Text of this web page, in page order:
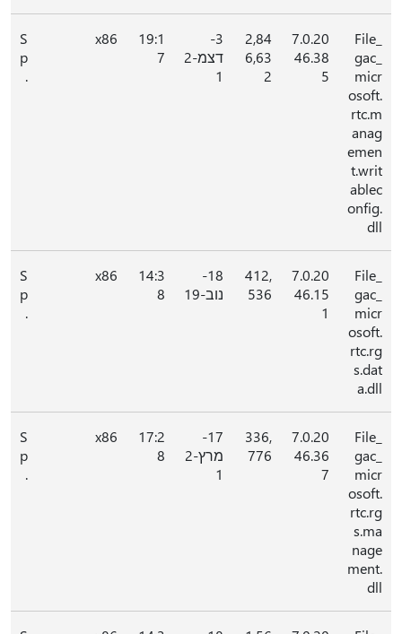
File_
gac_
micr
osoft.
rtc.m
anag
emen
t.writ
ablec
onfig.
dll
7.0.20
46.38
5
2,84
6,63
2
3-
דצמ-2
1
19:1
7
x86
S
p
.
File_
gac_
micr
osoft.
rtc.rg
s.dat
a.dll
7.0.20
46.15
1
412,
536
18-
נוב-19
14:3
8
x86
S
p
.
File_
gac_
micr
osoft.
rtc.rg
s.ma
nage
ment.
dll
7.0.20
46.36
7
336,
776
17-
מרץ-2
1
17:2
8
x86
S
p
.